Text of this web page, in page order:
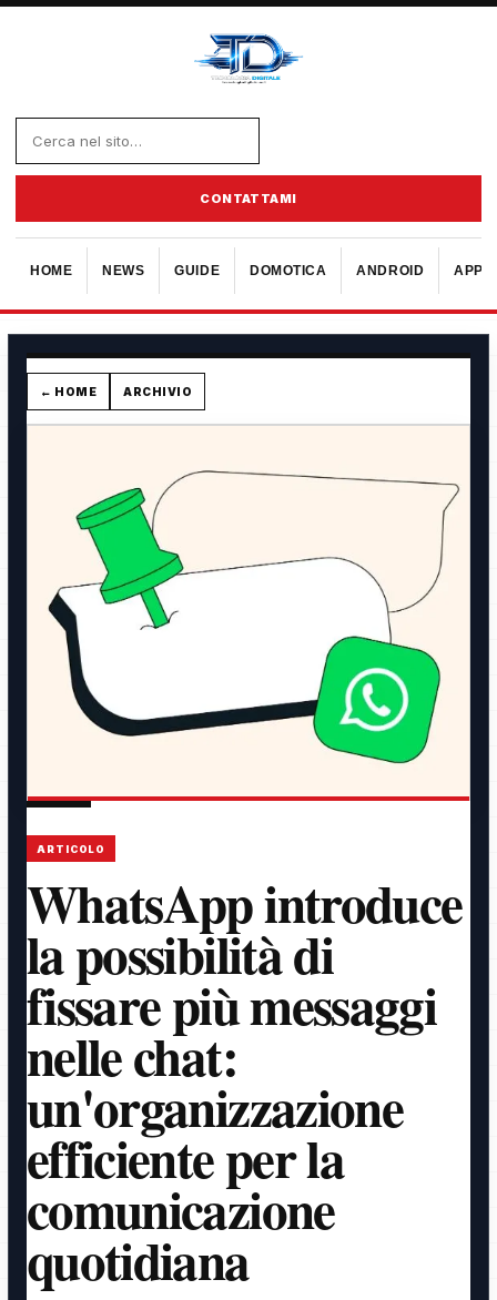
CONTATTAMI
HOME NEWS GUIDE DOMOTICA ANDROID
← HOME ARCHIVIO
ARTICOLO
WhatsApp introduce
la possibilità di
fissare più messaggi
nelle chat:
un'organizzazione
efficiente per la
comunicazione
quotidiana